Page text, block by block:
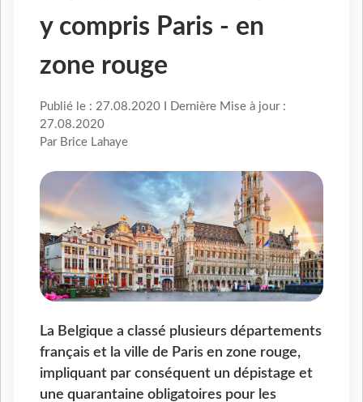
y compris Paris - en
zone rouge
Publié le : 27.08.2020 I Dernière Mise à jour :
27.08.2020
Par Brice Lahaye
La Belgique a classé plusieurs départements
français et la ville de Paris en zone rouge,
impliquant par conséquent un dépistage et
une quarantaine obligatoires pour les